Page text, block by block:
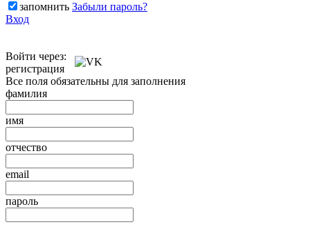
запомнить Забыли пароль?
Вход
Войти через:
регистрация
Все поля обязательны для заполнения
фамилия
имя
отчество
email
пароль